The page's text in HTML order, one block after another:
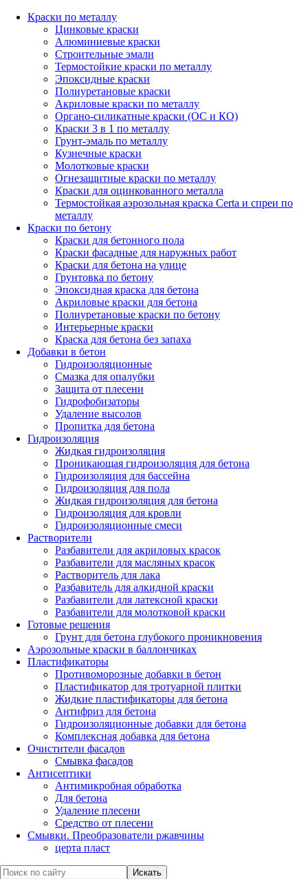
Краски по металлу
Цинковые краски
Алюминиевые краски
Строительные эмали
Термостойкие краски по металлу
Эпоксидные краски
Полиуретановые краски
Акриловые краски по металлу
Органо-силикатные краски (ОС и КО)
Краски 3 в 1 по металлу
Грунт-эмаль по металлу
Кузнечные краски
Молотковые краски
Огнезащитные краски по металлу
Краски для оцинкованного металла
Термостойкая аэрозольная краска Certa и спреи по
металлу
Краски по бетону
Краски для бетонного пола
Краски фасадные для наружных работ
Краски для бетона на улице
Грунтовка по бетону
Эпоксидная краска для бетона
Акриловые краски для бетона
Полиуретановые краски по бетону
Интерьерные краски
Краска для бетона без запаха
Добавки в бетон
Гидроизоляционные
Смазка для опалубки
Защита от плесени
Гидрофобизаторы
Удаление высолов
Пропитка для бетона
Гидроизоляция
Жидкая гидроизоляция
Проникающая гидроизоляция для бетона
Гидроизоляция для бассейна
Гидроизоляция для пола
Жидкая гидроизоляция для бетона
Гидроизоляция для кровли
Гидроизоляционные смеси
Растворители
Разбавители для акриловых красок
Разбавители для масляных красок
Растворитель для лака
Разбавитель для алкидной краски
Разбавители для латексной краски
Разбавители для молотковой краски
Готовые решения
Грунт для бетона глубокого проникновения
Аэрозольные краски в баллончиках
Пластификаторы
Противоморозные добавки в бетон
Пластификатор для тротуарной плитки
Жидкие пластификаторы для бетона
Антифриз для бетона
Гидроизоляционные добавки для бетона
Комплексная добавка для бетона
Очистители фасадов
Смывка фасадов
Антисептики
Антимикробная обработка
Для бетона
Удаление плесени
Средство от плесени
Смывки. Преобразователи ржавчины
церта пласт